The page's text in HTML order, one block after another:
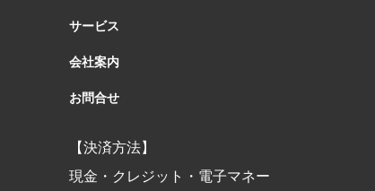
サービス
会社案内
お問合せ
【決済方法】
現金・クレジット・電子マネー